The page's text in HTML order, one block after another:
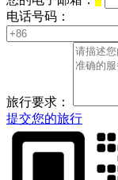
电话号码：
旅行要求：
提交您的旅行